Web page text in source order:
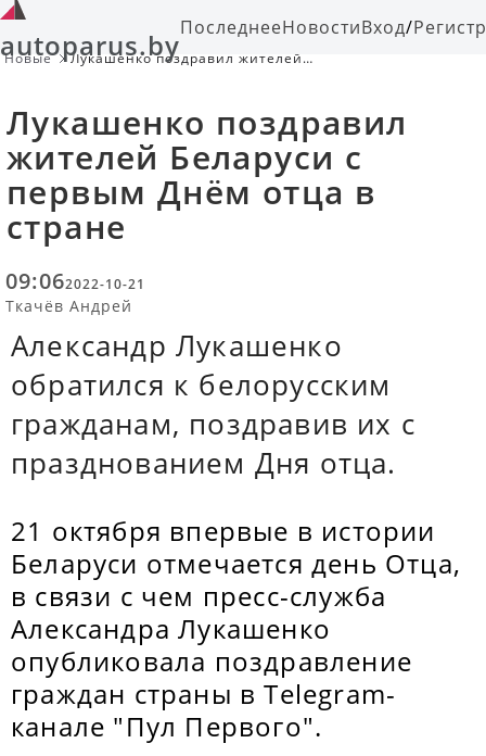
autoparus.byПоследнееНовостиВход/
Новые
Лукашенко поздравил жителей
Лукашенко поздравил
жителей Беларуси с
первым Днём отца в
стране
09:062022-10-21
Ткачёв Андрей
Александр Лукашенко
обратился к белорусским
гражданам, поздравив их с
празднованием Дня отца.
21 октября впервые в истории
Беларуси отмечается день Отца,
в связи с чем пресс-служба
Александра Лукашенко
опубликовала поздравление
граждан страны в Telegram-
канале "Пул Первого".